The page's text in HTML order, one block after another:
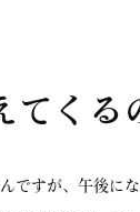
てくる
ですが、午後に